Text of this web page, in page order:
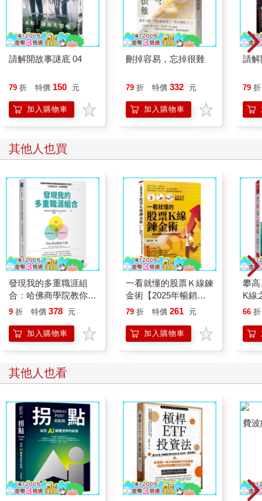
請解開故事謎底 04
79 折 特價 150 元
加入購物車
刪掉容易，忘掉很難
79 折 特價 332 元
加入購物車
請解
79 折
其他人也買
發現我的多重職涯組
合：哈佛商學院教你經
營最佳職涯與多元身
活和夢想
9 折 特價 378 元
加入購物車
一看就懂的股票Ｋ線鍊
金術【2025年暢銷修
訂】：股神宗哥教你K
鬆！
79 折 特價 261 元
加入購物車
攀
K線
不
早
幅。
66 折
其他人也看